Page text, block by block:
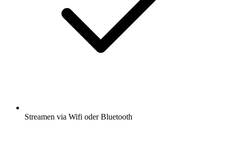
Streamen via Wifi oder Bluetooth